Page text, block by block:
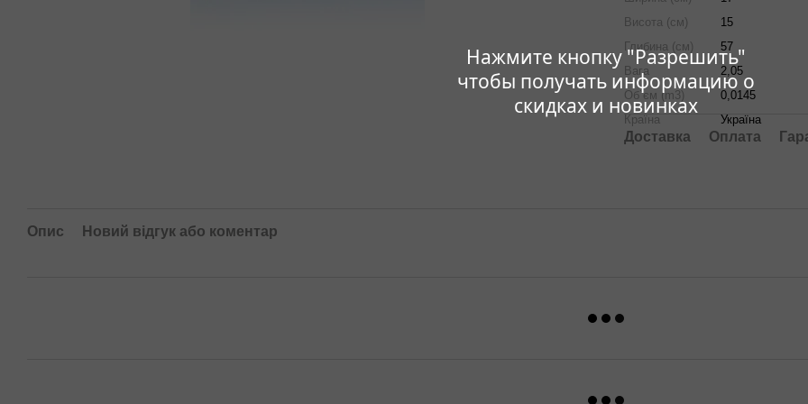
Нажмите кнопку "Разрешить"
чтобы получать информацию о
скидках и новинках
Висота (см)
15
Глибина (см)
57
Вага
2,05
Об`єм (m3)
0,0145
Країна
Україна
Доставка Оплата
Опис Новий відгук або коментар